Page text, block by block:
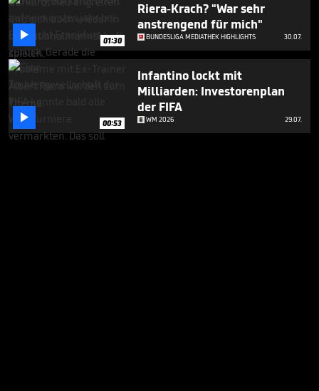
 01:30
Riera-Krach? "War sehr
anstrengend für mich"
BUNDESLIGA MEDIATHEK HIGHLIGHTS 30.07.
 00:53
Infantino lockt mit
Milliarden: Investorenplan
der FIFA
WM 2026 29.07.